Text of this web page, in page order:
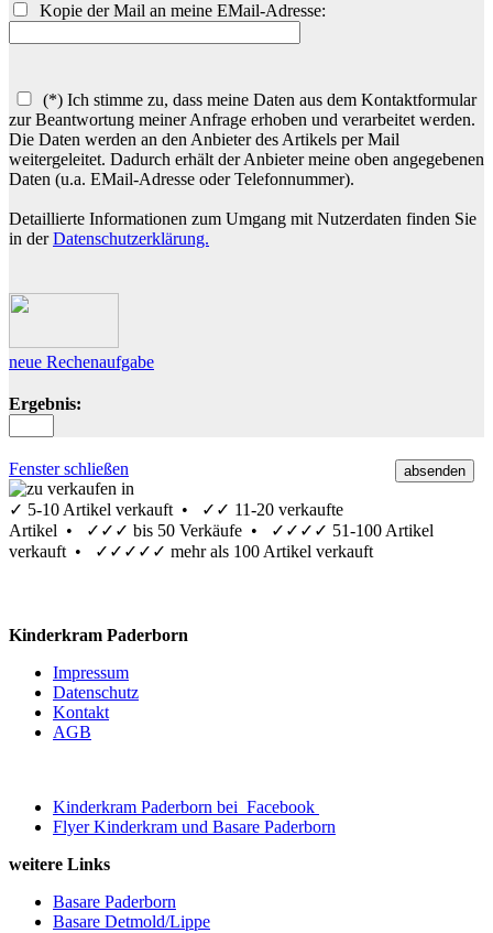
Kopie der Mail an meine EMail-Adresse:
(*) Ich stimme zu, dass meine Daten aus dem Kontaktformular
zur Beantwortung meiner Anfrage erhoben und verarbeitet werden.
Die Daten werden an den Anbieter des Artikels per Mail
weitergeleitet. Dadurch erhält der Anbieter meine oben angegebenen
Daten (u.a. EMail-Adresse oder Telefonnummer).
Detaillierte Informationen zum Umgang mit Nutzerdaten finden Sie
in derDatenschutzerklärung.
neue Rechenaufgabe
Ergebnis:
Fenster schließen
✓ 5-10 Artikel verkauft • ✓✓ 11-20 verkaufte
Artikel •
✓✓✓ bis 50 Verkäufe • ✓✓✓✓ 51-100 Artikel
verkauft •
✓✓✓✓✓ mehr als 100 Artikel verkauft
Kinderkram Paderborn
Impressum
Datenschutz
Kontakt
AGB
Kinderkram Paderborn bei Facebook
Flyer Kinderkram und Basare Paderborn
weitere Links
Basare Paderborn
Basare Detmold/Lippe